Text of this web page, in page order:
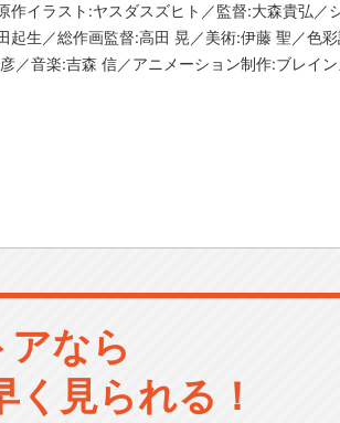
イラスト:ヤスダスズヒト／監督:大森貴弘／
生／総作画監督:高田 晃／美術:伊藤 聖／色
／音楽:吉森 信／アニメーション制作:ブレイ
なら
見られる！